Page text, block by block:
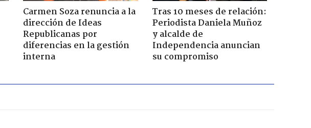
Carmen Soza renuncia a la
dirección de Ideas
Republicanas por
diferencias en la gestión
interna
Tras 10 meses de relación:
Periodista Daniela Muñoz
y alcalde de
Independencia anuncian
su compromiso